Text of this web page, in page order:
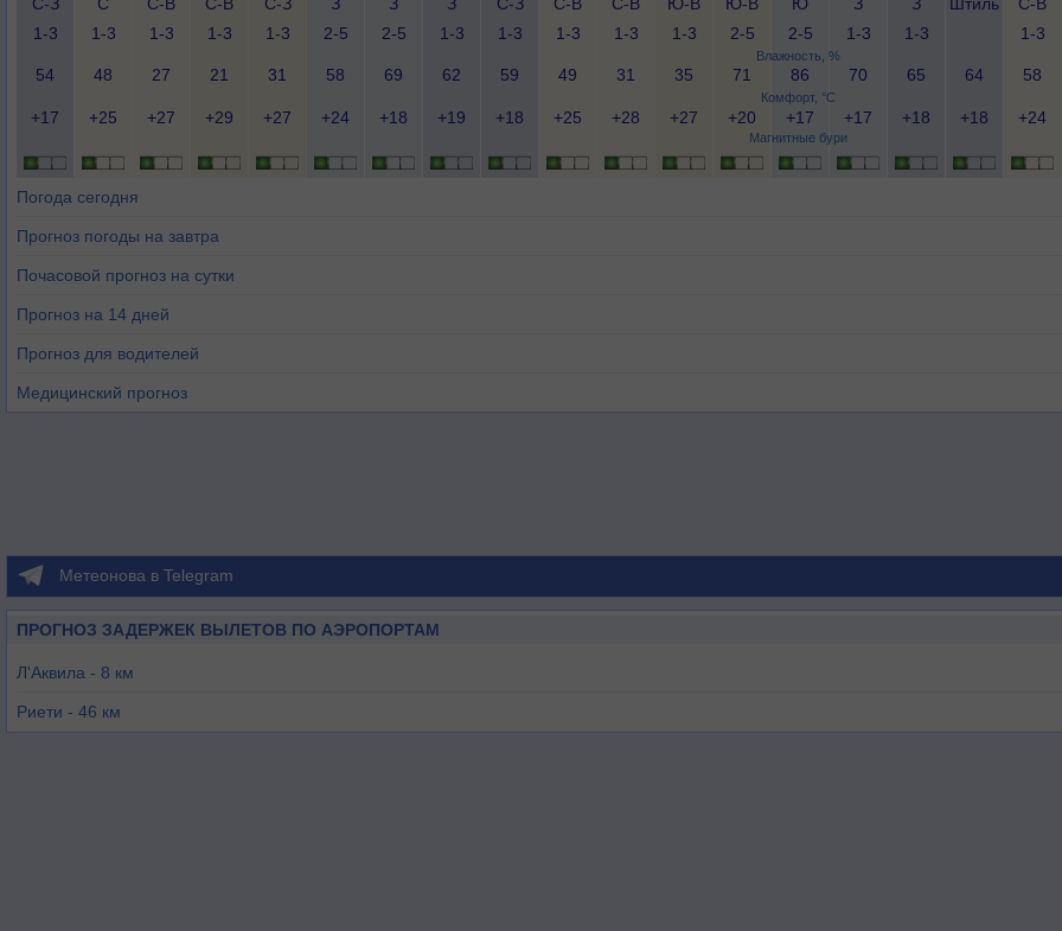
Влажность, %
Комфорт, °C
Магнитные бури
1-3
1-3
1-3
1-3
1-3
2-5
2-5
1-3
1-3
1-3
1-3
1-3
2-5
2-5
1-3
1-3
1-3
54 48 27 21 31 58 69 62 59 49 31 35 71 86 70 65 64 58
+17 +25 +27 +29 +27 +24 +18 +19 +18 +25 +28 +27 +20 +17 +17 +18 +18 +24
Погода сегодня
Прогноз погоды на завтра
Почасовой прогноз на сутки
Прогноз на 14 дней
Прогноз для водителей
Медицинский прогноз
Метеонова в Telegram
ПРОГНОЗ ЗАДЕРЖЕК ВЫЛЕТОВ ПО АЭРОПОРТАМ
Л'Аквила - 8 км
Риети - 46 км